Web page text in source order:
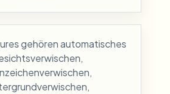
gehören automatisches